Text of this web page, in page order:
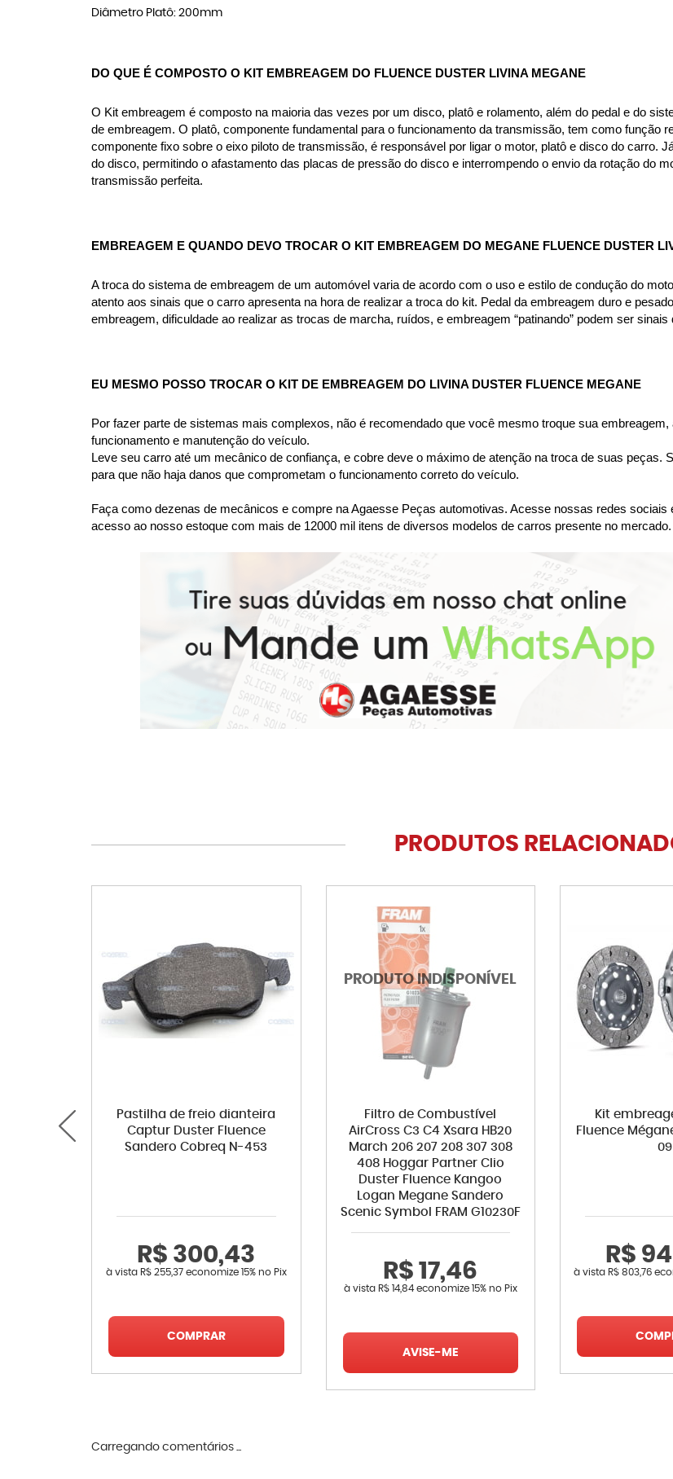
Diâmetro Platô: 200mm
DO QUE É COMPOSTO O KIT EMBREAGEM DO FLUENCE DUSTER LIVINA MEGANE
O Kit embreagem é composto na maioria das vezes por um disco, platô e rolamento, além do pedal e do
de embreagem. O platô, componente fundamental para o funcionamento da transmissão, tem como função
componente fixo sobre o eixo piloto de transmissão, é responsável por ligar o motor, platô e disco do carro.
do disco, permitindo o afastamento das placas de pressão do disco e interrompendo o envio da rotação do
transmissão perfeita.
EMBREAGEM E QUANDO DEVO TROCAR O KIT EMBREAGEM DO MEGANE FLUENCE DUSTER
A troca do sistema de embreagem de um automóvel varia de acordo com o uso e estilo de condução do
atento aos sinais que o carro apresenta na hora de realizar a troca do kit. Pedal da embreagem duro e
embreagem, dificuldade ao realizar as trocas de marcha, ruídos, e embreagem “patinando” podem ser
EU MESMO POSSO TROCAR O KIT DE EMBREAGEM DO LIVINA DUSTER FLUENCE MEGANE
Por fazer parte de sistemas mais complexos, não é recomendado que você mesmo troque sua
funcionamento e manutenção do veículo.
Leve seu carro até um mecânico de confiança, e cobre deve o máximo de atenção na troca de suas peças.
para que não haja danos que comprometam o funcionamento correto do veículo.
Faça como dezenas de mecânicos e compre na Agaesse Peças automotivas. Acesse nossas redes
acesso ao nosso estoque com mais de 12000 mil itens de diversos modelos de carros presente no
PRODUTOS
Pastilha de freio dianteira
Captur Duster Fluence
Sandero Cobreq N-453
R$ 300,43
à vista R$ 255,37economize 15% no Pix
COMPRAR
Filtro de Combustível
AirCross C3 C4 Xsara HB20
March 206 207 208 307 308
408 Hoggar Partner Clio
Duster Fluence Kangoo
Logan Megane Sandero
Scenic Symbol FRAM G10230F
R$ 17,46
à vista R$ 14,84economize 15% no Pix
AVISE-ME
Kit
Fluence
09
R$
à vista R$ 803,76
Carregando comentários ...